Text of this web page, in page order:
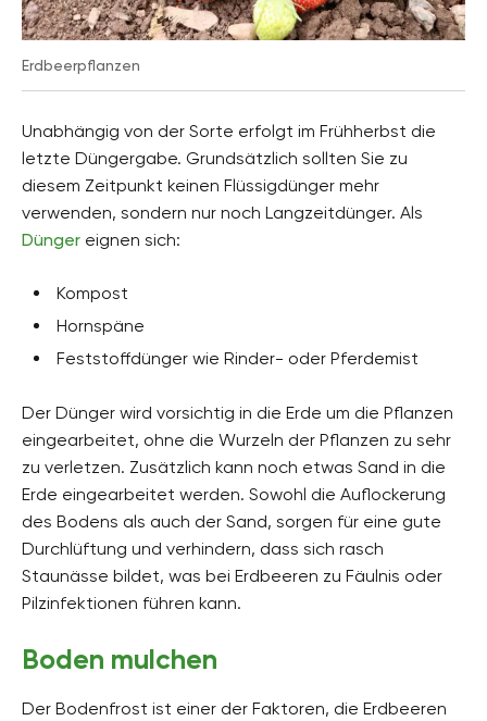
Erdbeerpflanzen
Unabhängig von der Sorte erfolgt im Frühherbst die
letzte Düngergabe. Grundsätzlich sollten Sie zu
diesem Zeitpunkt keinen Flüssigdünger mehr
verwenden, sondern nur noch Langzeitdünger. Als
Dünger eignen sich:
Kompost
Hornspäne
Feststoffdünger wie Rinder- oder Pferdemist
Der Dünger wird vorsichtig in die Erde um die Pflanzen
eingearbeitet, ohne die Wurzeln der Pflanzen zu sehr
zu verletzen. Zusätzlich kann noch etwas Sand in die
Erde eingearbeitet werden. Sowohl die Auflockerung
des Bodens als auch der Sand, sorgen für eine gute
Durchlüftung und verhindern, dass sich rasch
Staunässe bildet, was bei Erdbeeren zu Fäulnis oder
Pilzinfektionen führen kann.
Boden mulchen
Der Bodenfrost ist einer der Faktoren, die Erdbeeren